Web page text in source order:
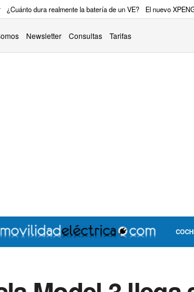
¿Cuánto dura realmente la batería de un VE? El nuevo
Newsletter Consultas Tarifas